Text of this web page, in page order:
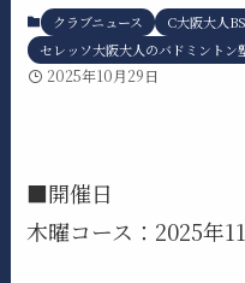
クラブニュース
C大阪大人
セレッソ大阪大人のバドミントン
2025年10月29日
■開催日
木曜コース：2025年